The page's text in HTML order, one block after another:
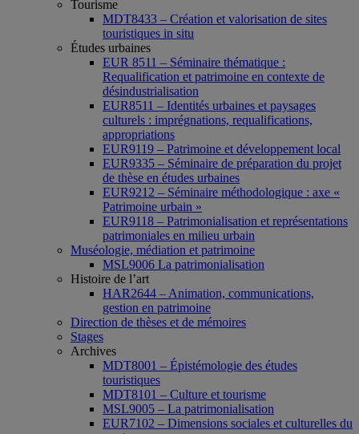
Tourisme
MDT8433 – Création et valorisation de sites
touristiques in situ
Études urbaines
EUR 8511 – Séminaire thématique :
Requalification et patrimoine en contexte de
désindustrialisation
EUR8511 – Identités urbaines et paysages
culturels : imprégnations, requalifications,
appropriations
EUR9119 – Patrimoine et développement local
EUR9335 – Séminaire de préparation du projet
de thèse en études urbaines
EUR9212 – Séminaire méthodologique : axe «
Patrimoine urbain »
EUR9118 – Patrimonialisation et représentations
patrimoniales en milieu urbain
Muséologie, médiation et patrimoine
MSL9006 La patrimonialisation
Histoire de l’art
HAR2644 – Animation, communications,
gestion en patrimoine
Direction de thèses et de mémoires
Stages
Archives
MDT8001 – Épistémologie des études
touristiques
MDT8101 – Culture et tourisme
MSL9005 – La patrimonialisation
EUR7102 – Dimensions sociales et culturelles du